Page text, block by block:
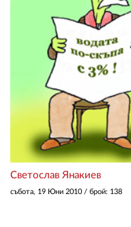
Светослав Янакиев
събота, 19 Юни 2010 / брой: 138